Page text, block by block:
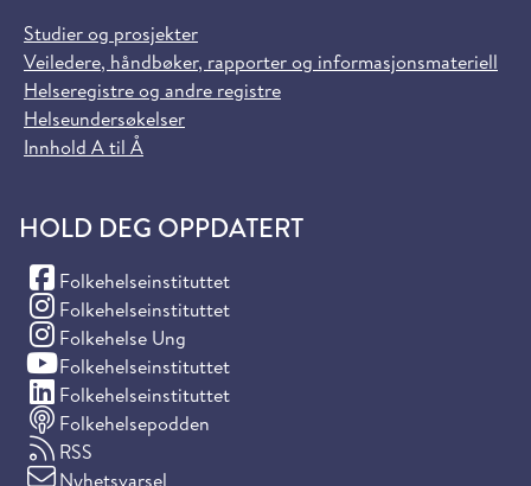
Studier og prosjekter
Veiledere, håndbøker, rapporter og informasjonsmateriell
Helseregistre og andre registre
Helseundersøkelser
Innhold A til Å
HOLD DEG OPPDATERT
Folkehelseinstituttet
(Facebook)
Folkehelseinstituttet
(Instagram)
Folkehelse Ung
(Instagram)
Folkehelseinstituttet
(YouTube)
Folkehelseinstituttet
(LinkedIn)
Folkehelsepodden
RSS
Nyhetsvarsel